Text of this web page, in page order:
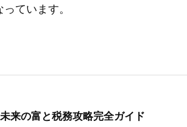
ています。
来の富と税務攻略完全ガイド